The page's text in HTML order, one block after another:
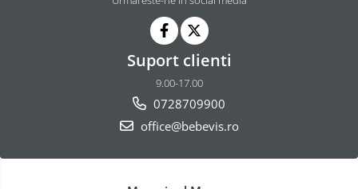
Suport clienti
9.00-17.00
0728709900
office@bebevis.ro